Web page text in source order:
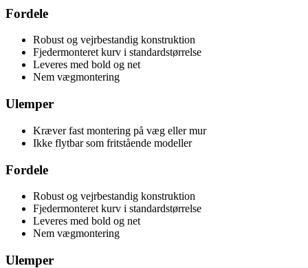
Fordele
Robust og vejrbestandig konstruktion
Fjedermonteret kurv i standardstørrelse
Leveres med bold og net
Nem vægmontering
Ulemper
Kræver fast montering på væg eller mur
Ikke flytbar som fritstående modeller
Fordele
Robust og vejrbestandig konstruktion
Fjedermonteret kurv i standardstørrelse
Leveres med bold og net
Nem vægmontering
Ulemper